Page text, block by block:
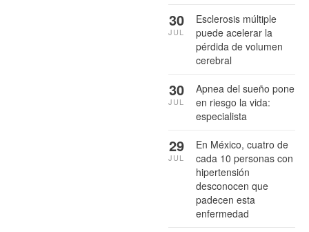
Esclerosis múltiple
puede acelerar la
pérdida de volumen
cerebral
30
JUL
Apnea del sueño pone
en riesgo la vida:
especialista
30
JUL
En México, cuatro de
cada 10 personas con
hipertensión
desconocen que
padecen esta
enfermedad
29
JUL